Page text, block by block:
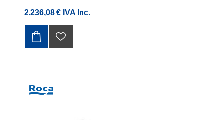
2.236,08 € IVA Inc.